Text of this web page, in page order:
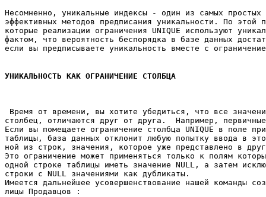
Несомненно, уникальные индексы - один из самых
эффективных методов предписания уникальности. По
которые реализации ограничения UNIQUE используют
фактом, что вероятность беспорядка в базе данных
если вы предписываете уникальность вместе с
УНИКАЛЬНОСТЬ КАК ОГРАНИЧЕНИЕ СТОЛБЦА
Время от времени, вы хотите убедиться, что все
столбец, отличаются друг от друга.  Например,
Если вы помещаете ограничение столбца UNIQUE в поле
таблицы, база данных отклонит любую попытку ввода в
ной из строк, значения, которое уже представлено в
Это ограничение может применяться только к полям
одной строке таблицы иметь значение NULL, а затем
строки с NULL значениями как дубликаты.
Имеется дальнейшее усовершенствование нашей команды
лицы Продавцов :